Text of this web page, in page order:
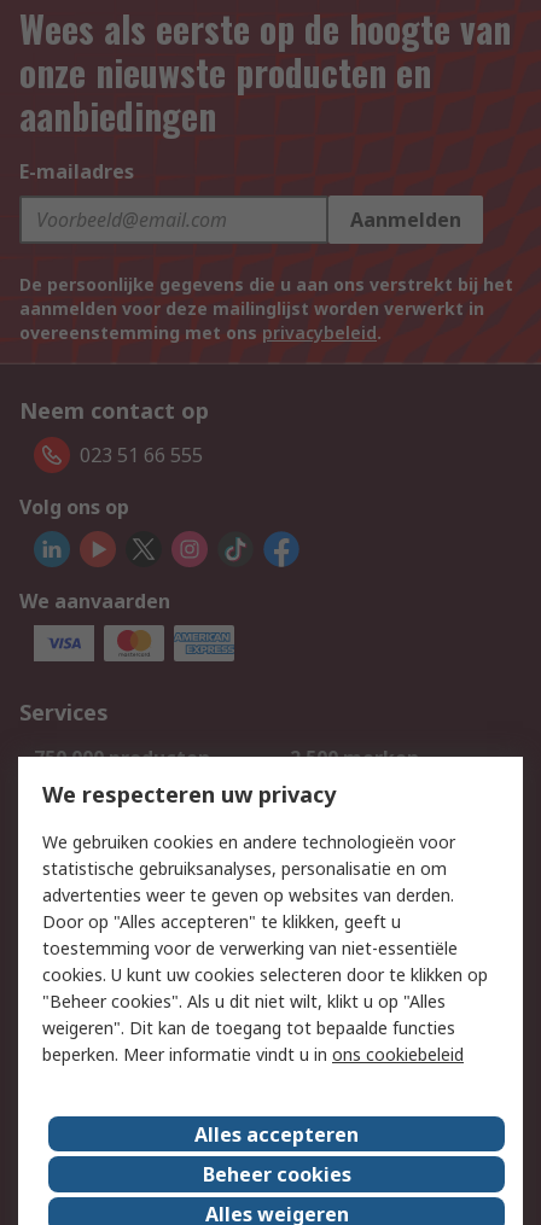
Wees als eerste op de hoogte van
onze nieuwste producten en
aanbiedingen
E-mailadres
Aanmelden
De persoonlijke gegevens die u aan ons verstrekt bij het
aanmelden voor deze mailinglijst worden verwerkt in
overeenstemming met ons privacybeleid.
Neem contact op
023 51 66 555
Volg ons op
We aanvaarden
Services
750.000 producten
2.500 merken
Bestellen
Inkoopoplossingen
Track & Trace
Wettelijk
Cookiebeleid
Email veiligheid
Privacybeleid
Websitevoorwaarden
Algemene
verkoopvoorwaarden
Over RS
RS Group
Over ons
RS wereldwijd
Werken bij RS
We respecteren uw privacy
We gebruiken cookies en andere technologieën voor
statistische gebruiksanalyses, personalisatie en om
advertenties weer te geven op websites van derden.
Door op "Alles accepteren" te klikken, geeft u
toestemming voor de verwerking van niet-essentiële
cookies. U kunt uw cookies selecteren door te klikken op
"Beheer cookies". Als u dit niet wilt, klikt u op "Alles
weigeren". Dit kan de toegang tot bepaalde functies
beperken. Meer informatie vindt u in ons cookiebeleid
Alles accepteren
Beheer cookies
Alles weigeren